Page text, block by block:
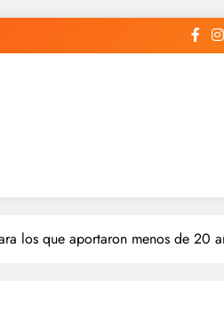
los que aportaron menos de 20